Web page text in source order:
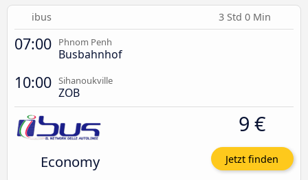
ibus 3 Std 0 Min
07:00 Phnom Penh
Busbahnhof
10:00 Sihanoukville
ZOB
Economy
9 €
Jetzt finden